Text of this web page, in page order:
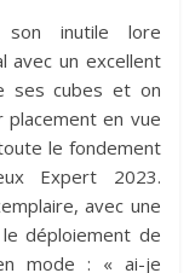
son inutile lore
avec un excellent
ses cubes et on
placement en vue
le fondement
Expert 2023.
avec une
déploiement de
mode : « ai-je